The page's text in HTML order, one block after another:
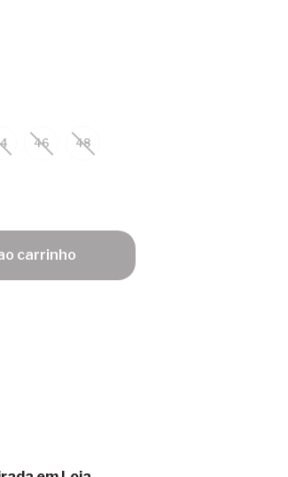
46 48
carrinho